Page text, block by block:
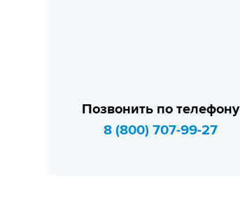
Позвонить по телефону
8 (800) 707-99-27